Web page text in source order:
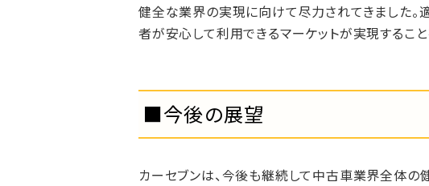
健全な業界の実現に向けて尽力されてきました。
者が安心して利用できるマーケットが実現するこ
■今後の展望
カーセブンは、今後も継続して中古車業界全体